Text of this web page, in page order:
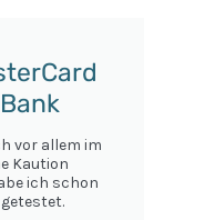
vor allem im
Kaution
ich schon